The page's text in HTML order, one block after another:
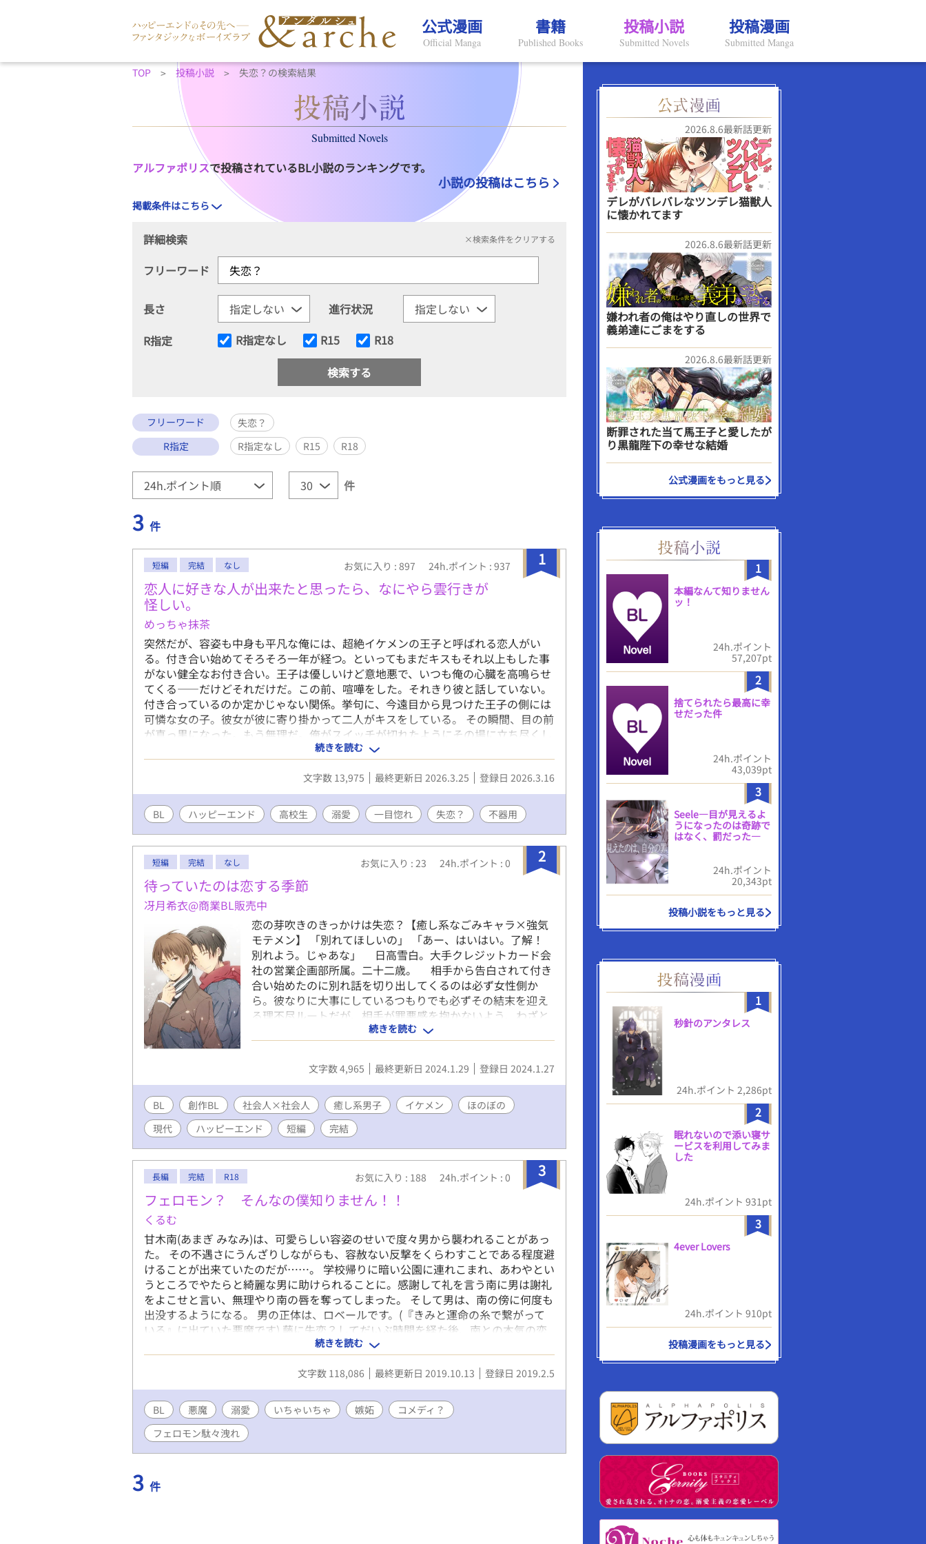
公式漫画
Official Manga
書籍
Published Books
投稿小説
Submitted Novels
投稿漫画
Submitted Manga
TOP 投稿小説 失恋？の検索結果
Submitted Novels
アルファポリスで投稿されているBL小説のランキングです。
小説の投稿はこちら
掲載条件はこちら
詳細検索 ×検索条件をクリアする
フリーワード
長さ
進行状況
R指定
R指定なし R15 R18
フリーワード
失恋？
R指定
R指定なし R15 R18
件
3 件
1
短編 完結 なし お気に入り : 897 24h.ポイント : 937
恋人に好きな人が出来たと思ったら、なにやら雲行きが
怪しい。
めっちゃ抹茶
突然だが、容姿も中身も平凡な俺には、超絶イケメンの王子と呼ばれる恋人がい
る。付き合い始めてそろそろ一年が経つ。といってもまだキスもそれ以上もした事
がない健全なお付き合い。王子は優しいけど意地悪で、いつも俺の心臓を高鳴らせ
てくる——だけどそれだけだ。この前、喧嘩をした。それきり彼と話していない。
付き合っているのか定かじゃない関係。挙句に、今遠目から見つけた王子の側には
可憐な女の子。彼女が彼に寄り掛かって二人がキスをしている。 その瞬間、目の前
が真っ黒になった。もう無理だ。俺がスイッチが切れたようにその場に立ち尽くし
た、その時だった。前にいる彼から聞いたこともない怒声が俺の耳に届いたのは。
⚪︎佐藤玲央……微笑みの王子と呼ばれ、常に笑顔を絶やさない。物腰柔らかな姿勢
に男女問わずモテる ⚪︎中田真……両親の転勤で引っ越してきた転校生。平凡な容姿
で口が悪いがクラスに馴染めず誰とも話さないので王子しか知らないし、これから
も多分バレない ※全四話、予約投稿済み。 本編に攻めの名前が出てこないの書き
終わってから気が付いた。3/16タイトル少し変更しました。 ※後日談を3/25に投
稿予定←しました。Rを書くかはまだ悩み中
続きを読む
文字数 13,975 最終更新日 2026.3.25 登録日 2026.3.16
BL ハッピーエンド 高校生 溺愛 一目惚れ 失恋？ 不器用
2
短編 完結 なし お気に入り : 23 24h.ポイント : 0
待っていたのは恋する季節
冴月希衣@商業BL販売中
恋の芽吹きのきっかけは失恋？【癒し系なごみキャラ×強気
モテメン】 「別れてほしいの」 「あー、はいはい。了解！
別れよう。じゃあな」 日高雪白。大手クレジットカード会
社の営業企画部所属。二十二歳。 相手から告白されて付き
合い始めたのに別れ話を切り出してくるのは必ず女性側か
ら。彼なりに大事にしているつもりでも必ずその結末を迎え
る理不尽ルートだが、相手が罪悪感を抱かないよう、わざと
冷たく返事をしている。 そんな雪白が傷心を愚痴る相手は
たった一人。親友、小日向蒼海。 癒し系なごみキャラに強
気モテメンが弱みを見せる時、親友同士の関係に思いがけな
い変化が……。 表紙は香月ららさん（＠lala_kotubu） ◆本
the contents is prohibited without the author's
permission.
続きを読む
文字数 4,965 最終更新日 2024.1.29 登録日 2024.1.27
BL 創作BL 社会人×社会人 癒し系男子 イケメン
ほのぼの
現代
ハッピーエンド 短編 完結
3
長編 完結 R18 お気に入り : 188 24h.ポイント : 0
フェロモン？ そんなの僕知りません！！
くるむ
甘木南(あまぎ みなみ)は、可愛らしい容姿のせいで度々男から襲われることがあっ
た。 その不遇さにうんざりしながらも、容赦ない反撃をくらわすことである程度避
けることが出来ていたのだが……。 学校帰りに暗い公園に連れこまれ、あわやとい
うところでやたらと綺麗な男に助けられることに。感謝して礼を言う南に男は謝礼
をよこせと言い、無理やり南の唇を奪ってしまった。 そして男は、南の傍に何度も
出没するようになる。 男の正体は、ロベールです。(『きみと運命の糸で繋がって
いる』に出ていた悪魔です) 藤に失恋？してだいぶ時間を経た後、南との本気の恋
に陥ります。 多分、糖度高めかも。続きを読む
文字数 118,086 最終更新日 2019.10.13 登録日 2019.2.5
BL 悪魔 溺愛 いちゃいちゃ 嫉妬
コメディ？
フェロモン駄々洩れ
3 件
2026.8.6最新話更新
デレがバレバレなツンデレ猫獣人
に懐かれてます
2026.8.6最新話更新
嫌われ者の俺はやり直しの世界で
義弟達にごまをする
2026.8.6最新話更新
断罪された当て馬王子と愛したが
り黒龍陛下の幸せな結婚
公式漫画をもっと見る
1
本編なんて知りません
ッ！
24h.ポイント
57,207pt
2
捨てられたら最高に幸
せだった件
24h.ポイント
43,039pt
3
Seele―目が見えるよ
うになったのは奇跡で
はなく、罰だった―
24h.ポイント
20,343pt
投稿小説をもっと見る
1
秒針のアンタレス
24h.ポイント 2,286pt
2
眠れないので添い寝サ
ービスを利用してみま
した
24h.ポイント 931pt
3
4ever Lovers
24h.ポイント 910pt
投稿漫画をもっと見る